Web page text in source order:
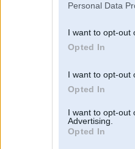
Personal Data
I want to opt-out
Opted In
I want to opt-out
Opted In
I want to opt-out
Advertising.
Opted In
137